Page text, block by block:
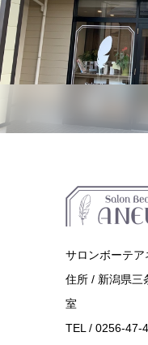
サロンボーテア
住所 / 新潟県三
室
TEL / 0256-47-